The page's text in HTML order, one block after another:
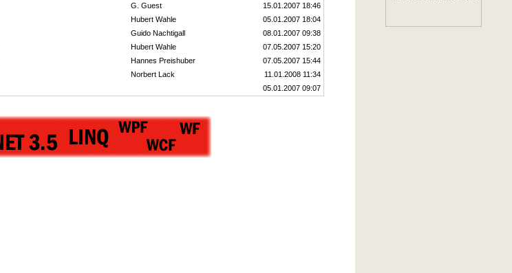
G. Guest
15.01.2007 18:46
Hubert Wahle
05.01.2007 18:04
Guido Nachtigall
08.01.2007 09:38
Hubert Wahle
07.05.2007 15:20
Hannes Preishuber
07.05.2007 15:44
Norbert Lack
11.01.2008 11:34
05.01.2007 09:07